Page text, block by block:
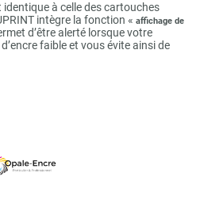
à celle des cartouches
intègre la fonction « affichage de
d’être alerté lorsque votre
faible et vous évite ainsi de